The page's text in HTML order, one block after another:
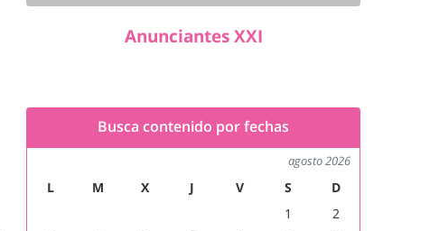
Anunciantes XXI
Busca contenido por fechas
agosto 2026
L M X J V S
D
1
2